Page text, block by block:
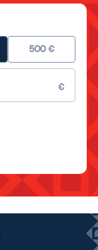
500 €
€